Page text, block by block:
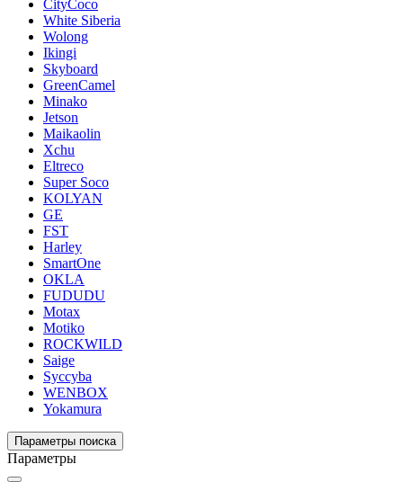
CityCoco
White Siberia
Wolong
Ikingi
Skyboard
GreenCamel
Minako
Jetson
Maikaolin
Xchu
Eltreco
Super Soco
KOLYAN
GE
FST
Harley
SmartOne
OKLA
FUDUDU
Motax
Motiko
ROCKWILD
Saige
Syccyba
WENBOX
Yokamura
Параметры поиска
Параметры